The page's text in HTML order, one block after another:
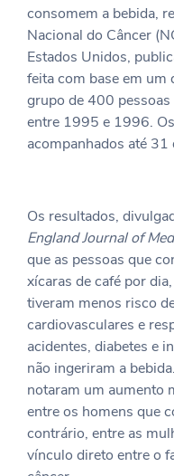
consomem a bebida,
Nacional do Câncer
Estados Unidos,
feita com base em um
grupo de 400 pessoas
entre 1995 e 1996.
acompanhados até
Os resultados,
England Journal of
que as pessoas que
xícaras de café por
tiveram menos risco
cardiovasculares e
acidentes, diabetes e
não ingeriram a
notaram um aumento
entre os homens que
contrário, entre as
vínculo direto entre o